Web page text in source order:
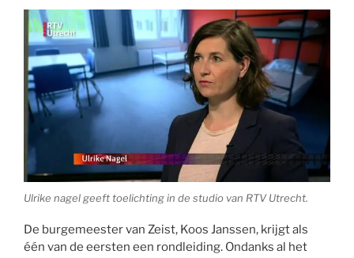
Ulrike nagel geeft toelichting in de studio van RTV Utrecht.
De burgemeester van Zeist, Koos Janssen, krijgt als
één van de eersten een rondleiding. Ondanks al het